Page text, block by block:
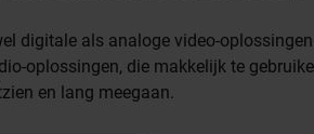
digitale als analoge video-oplossingen
oplossingen, die makkelijk te
en lang meegaan.